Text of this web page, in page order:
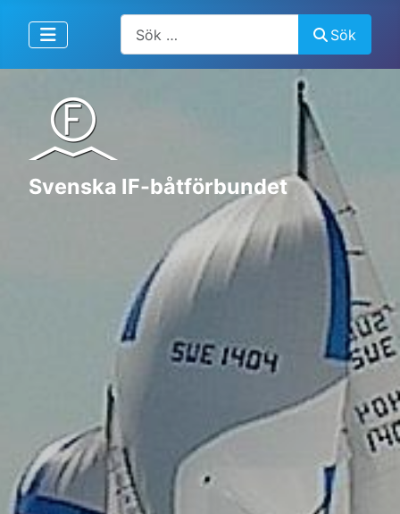
Artiklar, forum, händelser, dokument
Sök
Svenska IF-båtförbundet